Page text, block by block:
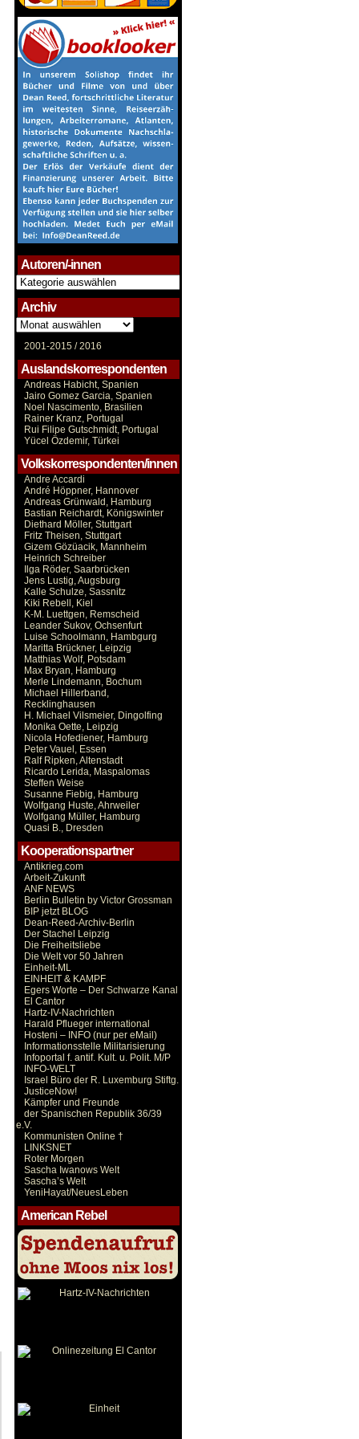
Autoren/-innen
Autoren/-
innen
Archiv
Archiv
2001-2015 /2016
Auslandskorrespondenten
Andreas Habicht, Spanien
Jairo Gomez Garcia, Spanien
Noel Nascimento, Brasilien
Rainer Kranz, Portugal
Rui Filipe Gutschmidt, Portugal
Yücel Özdemir, Türkei
Volkskorrespondenten/innen
Andre Accardi
André Höppner, Hannover
Andreas Grünwald, Hamburg
Bastian Reichardt, Königswinter
Diethard Möller, Stuttgart
Fritz Theisen, Stuttgart
Gizem Gözüacik, Mannheim
Heinrich Schreiber
Ilga Röder, Saarbrücken
Jens Lustig, Augsburg
Kalle Schulze, Sassnitz
Kiki Rebell, Kiel
K-M. Luettgen, Remscheid
Leander Sukov, Ochsenfurt
Luise Schoolmann, Hambgurg
Maritta Brückner, Leipzig
Matthias Wolf, Potsdam
Max Bryan, Hamburg
Merle Lindemann, Bochum
Michael Hillerband,
Recklinghausen
H. Michael Vilsmeier, Dingolfing
Monika Oette, Leipzig
Nicola Hofediener, Hamburg
Peter Vauel, Essen
Ralf Ripken, Altenstadt
Ricardo Lerida, Maspalomas
Steffen Weise
Susanne Fiebig, Hamburg
Wolfgang Huste, Ahrweiler
Wolfgang Müller, Hamburg
Quasi B., Dresden
Kooperationspartner
Antikrieg.com
Arbeit-Zukunft
ANF NEWS
Berlin Bulletin by Victor Grossman
BIP jetzt BLOG
Dean-Reed-Archiv-Berlin
Der Stachel Leipzig
Die Freiheitsliebe
Die Welt vor 50 Jahren
Einheit-ML
EINHEIT & KAMPF
Egers Worte – Der Schwarze Kanal
El Cantor
Hartz-IV-Nachrichten
Harald Pflueger international
Hosteni – INFO (nur per eMail)
Informationsstelle Militarisierung
Infoportal f. antif. Kult. u. Polit. M/P
INFO-WELT
Israel Büro der R. Luxemburg Stiftg.
JusticeNow!
Kämpfer und Freunde
der Spanischen Republik 36/39
e.V.
Kommunisten Online †
LINKSNET
Roter Morgen
Sascha Iwanows Welt
Sascha’s Welt
YeniHayat/NeuesLeben
American Rebel